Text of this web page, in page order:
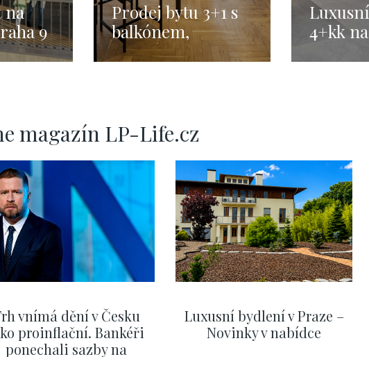
na
9
Prodej bytu 3+1 s
balkónem,
Karolíny Světlé,
4+kk
Praha
magazín LP-Life.cz
vnímá dění v Česku
proinflační. Bankéři
ponechali sazby na
Luxusní bydlení v Praze –
Novinky v nabídce